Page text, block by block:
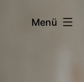
Menü